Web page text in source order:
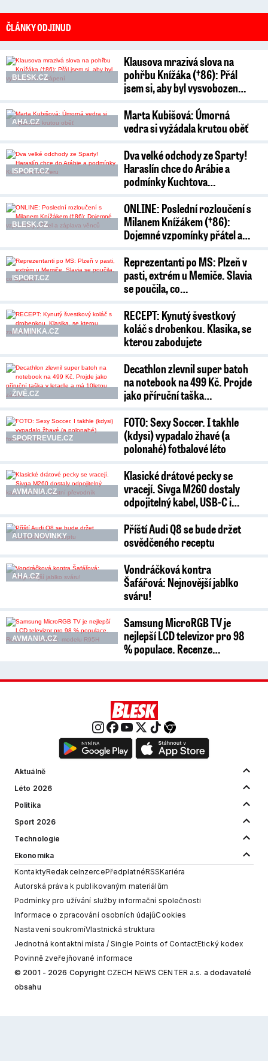
ČLÁNKY ODJINUD
BLESK.CZ
Klausova mrazivá slova na
pohřbu Knížáka (†86): Přál
jsem si, aby byl vysvobozen…
AHA.CZ
Marta Kubišová: Úmorná
vedra si vyžádala krutou oběť
ISPORT.CZ
Dva velké odchody ze Sparty!
Haraslín chce do Arábie a
podmínky Kuchtova…
BLESK.CZ
ONLINE: Poslední rozloučení s
Milanem Knížákem (†86):
Dojemné vzpomínky přátel a…
ISPORT.CZ
Reprezentanti po MS: Plzeň v
pasti, extrém u Memiče. Slavia
se poučila, co…
MAMINKA.CZ
RECEPT: Kynutý švestkový
koláč s drobenkou. Klasika, se
kterou zabodujete
ŽIVĚ.CZ
Decathlon zlevnil super batoh
na notebook na 499 Kč. Projde
jako příruční taška…
SPORTREVUE.CZ
FOTO: Sexy Soccer. I takhle
(kdysi) vypadalo žhavé (a
polonahé) fotbalové léto
AVMANIA.CZ
Klasické drátové pecky se
vracejí. Sivga M260 dostaly
odpojitelný kabel, USB-C i…
AUTO NOVINKY
Příští Audi Q8 se bude držet
osvědčeného receptu
AHA.CZ
Vondráčková kontra
Šafářová: Nejnovější jablko
sváru!
AVMANIA.CZ
Samsung MicroRGB TV je
nejlepší LCD televizor pro 98
% populace. Recenze…
Aktuálně
Léto 2026
Politika
Sport 2026
Technologie
Ekonomika
KontaktyRedakceInzercePředplatnéRSSKariéra
Autorská práva k publikovaným materiálům
Podmínky pro užívání služby informační společnosti
Informace o zpracování osobních údajůCookies
Nastavení soukromíVlastnická struktura
Jednotná kontaktní místa / Single Points of ContactEtický kodex
Povinně zveřejňované informace
© 2001 - 2026 Copyright CZECH NEWS CENTER a.s. a dodavatelé
obsahu